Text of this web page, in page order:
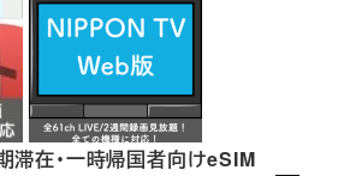
滞在・一時帰国者向けeSIM